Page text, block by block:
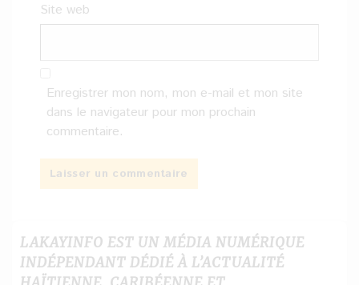
Site web
Enregistrer mon nom, mon e-mail et mon site
dans le navigateur pour mon prochain
commentaire.
LAKAYINFO EST UN MÉDIA NUMÉRIQUE
INDÉPENDANT DÉDIÉ À L’ACTUALITÉ